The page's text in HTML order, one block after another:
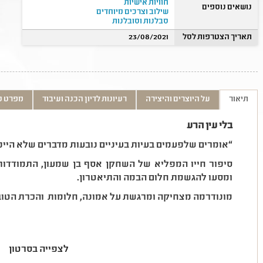
נושאים נוספים
חוויות אישיות
שילוב וצרכים מיוחדים
סבלנות וסובלנות
תאריך הצטרפות לסל
23/08/2021
תיאור על היוצרים והיצירה רעיונות לדיון הכנה ועיבוד מפרט
בלי עין הרע
“אומרים שלפעמים בעיות בעיניים נובעות מדברים שלא
סיפור חייו המפליא של השחקן אסף בן שמעון,
ומסעו להגשמת חלום הבמה והתיאטרון.
מונודרמה מצחיקה ומרגשת על אמונה, חלומות והכרת
לצפייה בסרטון